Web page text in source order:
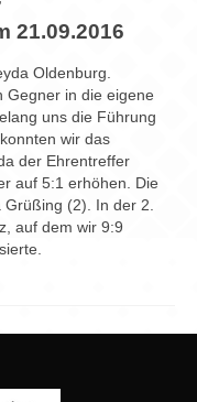
21.09.2016
Oldenburg.
Gegner in die eigene
uns die Führung
wir das
der Ehrentreffer
auf 5:1 erhöhen. Die
(2). In der 2.
auf dem wir 9:9